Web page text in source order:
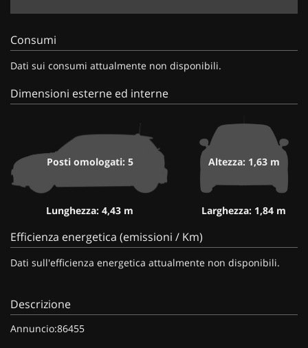
Consumi
Dati sui consumi attualmente non disponibili.
Dimensioni esterne ed interne
Posti omologati: 5
Lunghezza: 4,43 m
Altezza: 1,63 m
Larghezza: 1,84 m
Efficienza energetica (emissioni / Km)
Dati sull'efficienza energetica attualmente non disponibili.
Descrizione
Annuncio:86455